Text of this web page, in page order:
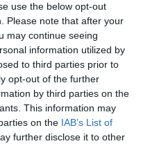
use the below opt-out
Please note that after your
may continue seeing
information utilized by
to third parties prior to
opt-out of the further
by third parties on the
This information may
on the IAB’s List of
further disclose it to other